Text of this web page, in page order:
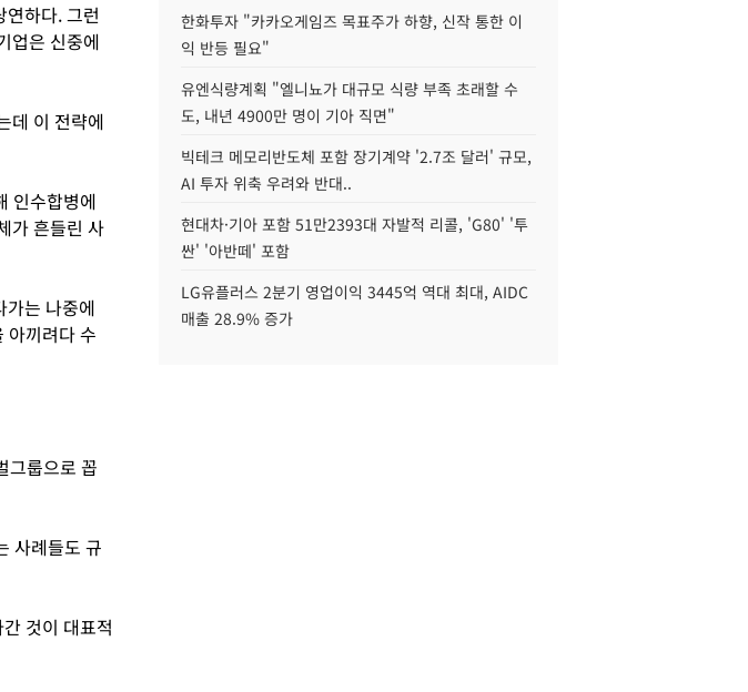
하다. 그런
업은 신중에
데 이 전략에
인수합병에
가 흔들린 사
가는 나중에
아끼려다 수
그룹으로 꼽
사례들도 규
것이 대표적
한화투자 "카카오게임즈 목표주가 하향, 신작 통한 이
익 반등 필요"
유엔식량계획 "엘니뇨가 대규모 식량 부족 초래할 수
도, 내년 4900만 명이 기아 직면"
빅테크 메모리반도체 포함 장기계약 '2.7조 달러' 규모,
AI 투자 위축 우려와 반대..
현대차·기아 포함 51만2393대 자발적 리콜, 'G80' '투
싼' '아반떼' 포함
LG유플러스 2분기 영업이익 3445억 역대 최대, AIDC
매출 28.9% 증가